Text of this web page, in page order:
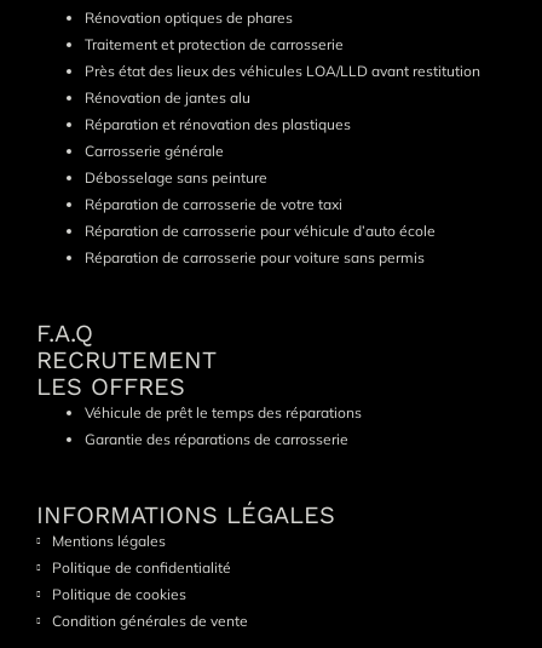
Rénovation optiques de phares
Traitement et protection de carrosserie
Près état des lieux des véhicules LOA/LLD avant restitution
Rénovation de jantes alu
Réparation et rénovation des plastiques
Carrosserie générale
Débosselage sans peinture
Réparation de carrosserie de votre taxi
Réparation de carrosserie pour véhicule d’auto école
Réparation de carrosserie pour voiture sans permis
F.A.Q
RECRUTEMENT
LES OFFRES
Véhicule de prêt le temps des réparations
Garantie des réparations de carrosserie
INFORMATIONS LÉGALES
Mentions légales
Politique de confidentialité
Politique de cookies
Condition générales de vente